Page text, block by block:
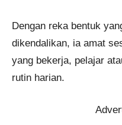
Dengan reka bentuk
dikendalikan, ia amat
yang bekerja, pelajar
rutin harian.